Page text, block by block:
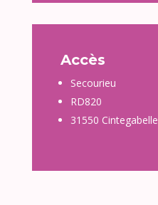
Accès
Secourieu
RD820
31550 Cintegabelle